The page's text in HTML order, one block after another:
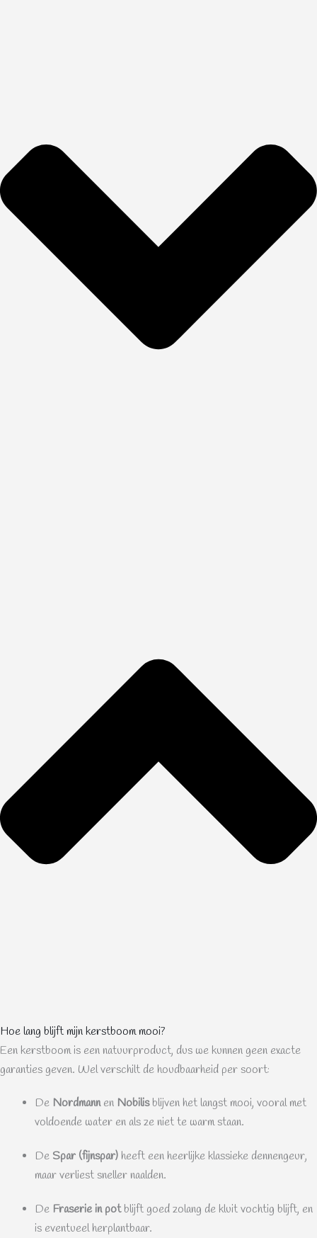
Hoe lang blijft mijn kerstboom mooi?
Een kerstboom is een natuurproduct, dus we kunnen geen exacte
garanties geven. Wel verschilt de houdbaarheid per soort:
De Nordmannen Nobilisblijven het langst mooi, vooral met
voldoende water en als ze niet te warm staan.
De Spar (fijnspar) heeft een heerlijke klassieke dennengeur,
maar verliest sneller naalden.
De Fraserie in potblijft goed zolang de kluit vochtig blijft, en
is eventueel herplantbaar.